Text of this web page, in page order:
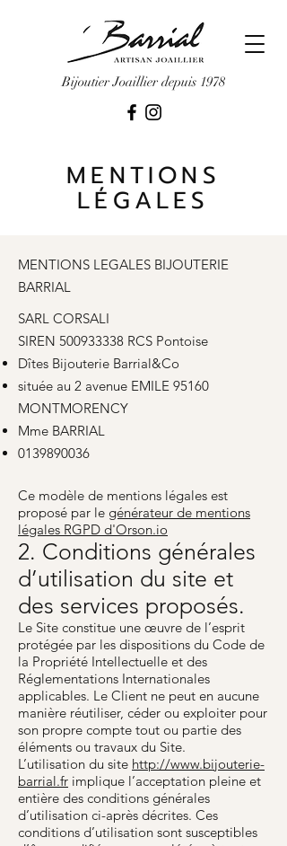
Bijoutier Joaillier depuis 1978
MENTIONS
LÉGALES
MENTIONS LEGALES BIJOUTERIE
BARRIAL
SARL CORSALI
SIREN 500933338 RCS Pontoise
Dîtes Bijouterie Barrial&Co
située au 2 avenue EMILE 95160
MONTMORENCY
Mme BARRIAL
0139890036
Ce modèle de mentions légales est
proposé par le générateur de mentions
légales RGPD d'Orson.io
2. Conditions générales
d’utilisation du site et
des services proposés.
Le Site constitue une œuvre de l’esprit
protégée par les dispositions du Code de
la Propriété Intellectuelle et des
Réglementations Internationales
applicables. Le Client ne peut en aucune
manière réutiliser, céder ou exploiter pour
son propre compte tout ou partie des
éléments ou travaux du Site.
L’utilisation du site http://www.bijouterie-
barrial.fr implique l’acceptation pleine et
entière des conditions générales
d’utilisation ci-après décrites. Ces
conditions d’utilisation sont susceptibles